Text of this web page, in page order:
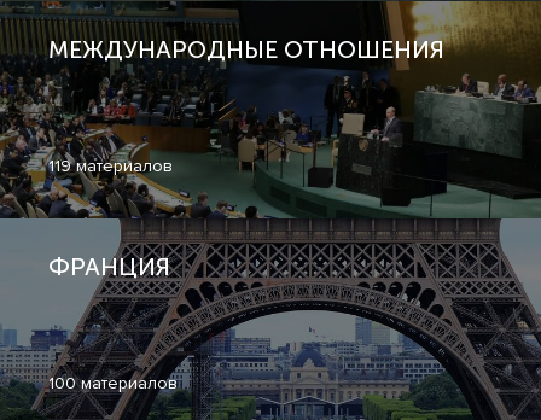
МЕЖДУНАРОДНЫЕ ОТНОШЕНИЯ
119 материалов
ФРАНЦИЯ
100 материалов